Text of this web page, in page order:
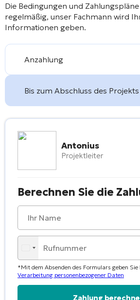
Die Bedingungen und
regelmäßig, unser Fachmann wird
Informationen geben.
Anzahlung
Bis zum Abschluss des Projekts
Antonius
Projektleiter
Berechnen Sie die
*Mit dem Absenden des Formulars geben Sie
Verarbeitung personenbezogener Daten